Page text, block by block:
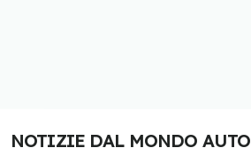
NOTIZIE DAL MONDO AUTO